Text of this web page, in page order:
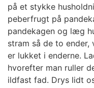
på et stykke
peberfrugt på
pandekagen og læg
stram så de to ender,
er lukket i enderne.
hvorefter man ruller
ildfast fad. Drys lidt